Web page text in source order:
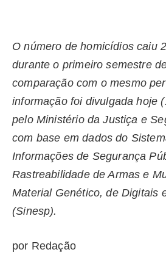
O número de homicídios caiu
durante o primeiro semestre
comparação com o mesmo
informação foi divulgada hoje
pelo Ministério da Justiça e
com base em dados do
Informações de Segurança
Rastreabilidade de Armas e
Material Genético, de Digitais
(Sinesp).
por Redação